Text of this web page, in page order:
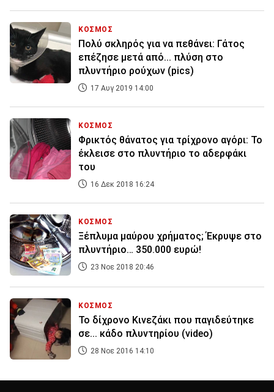
ΚΟΣΜΟΣ
Πολύ σκληρός για να πεθάνει: Γάτος
επέζησε μετά από... πλύση στο
πλυντήριο ρούχων (pics)
17 Αυγ 2019 14:00
ΚΟΣΜΟΣ
Φρικτός θάνατος για τρίχρονο αγόρι: Το
έκλεισε στο πλυντήριο το αδερφάκι
του
16 Δεκ 2018 16:24
ΚΟΣΜΟΣ
Ξέπλυμα μαύρου χρήματος; Έκρυψε στο
πλυντήριο… 350.000 ευρώ!
23 Νοε 2018 20:46
ΚΟΣΜΟΣ
To δίχρονο Κινεζάκι που παγιδεύτηκε
σε... κάδο πλυντηρίου (video)
28 Νοε 2016 14:10